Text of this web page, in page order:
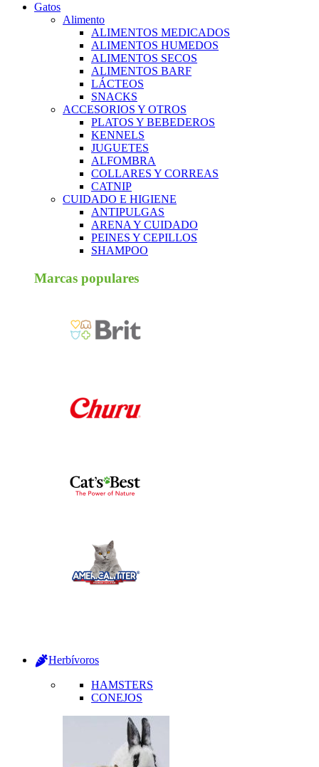
Gatos
Alimento
ALIMENTOS MEDICADOS
ALIMENTOS HUMEDOS
ALIMENTOS SECOS
ALIMENTOS BARF
LÁCTEOS
SNACKS
ACCESORIOS Y OTROS
PLATOS Y BEBEDEROS
KENNELS
JUGUETES
ALFOMBRA
COLLARES Y CORREAS
CATNIP
CUIDADO E HIGIENE
ANTIPULGAS
ARENA Y CUIDADO
PEINES Y CEPILLOS
SHAMPOO
Marcas populares
Herbívoros
HAMSTERS
CONEJOS